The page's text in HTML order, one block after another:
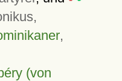
,
(von